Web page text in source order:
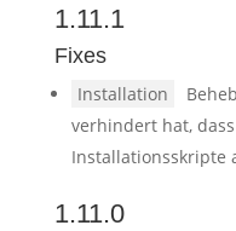
1.11.1
Fixes
Installation
verhindert hat,
Installationsskripte
1.11.0